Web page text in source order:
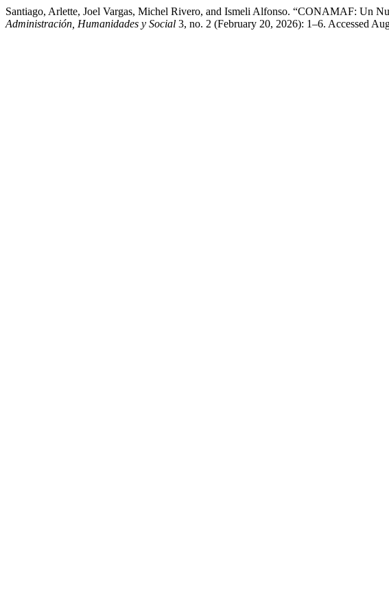
Santiago, Arlette, Joel Vargas, Michel Rivero, and Ismeli Alfonso. “CONAMAF: Un
Administración, Humanidades y Social 3, no. 2 (February 20, 2026): 1–6. Accessed